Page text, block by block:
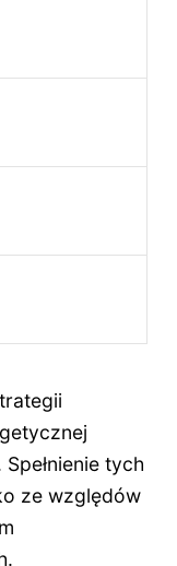
tych
ze względów